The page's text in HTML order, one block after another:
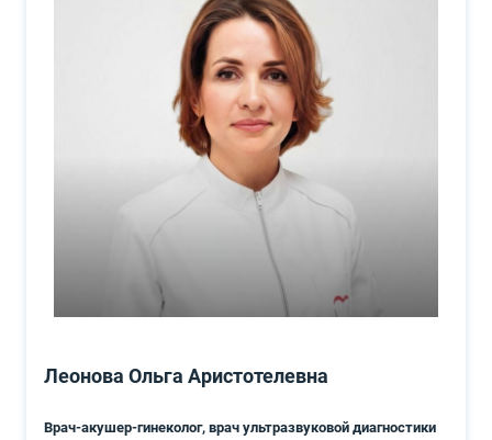
Леонова Ольга Аристотелевна
Врач-акушер-гинеколог, врач ультразвуковой диагностики